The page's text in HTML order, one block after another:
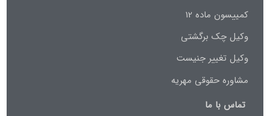
کمییسون ماده 12
وکیل چک برگشتی
وکیل تغییر جنیست
مشاوره حقوقی مهریه
تماس با ما